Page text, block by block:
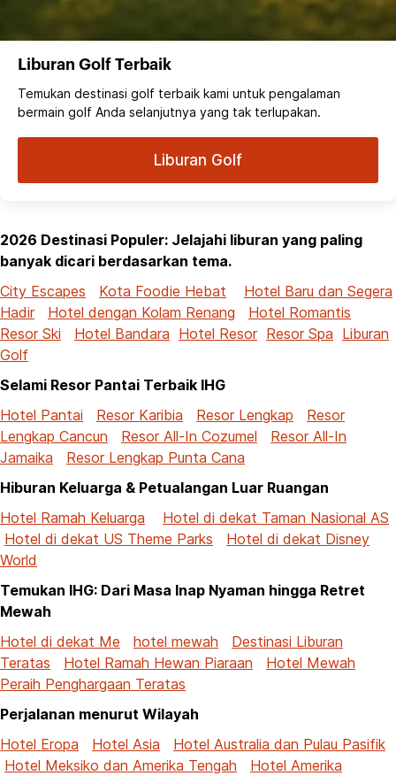
Liburan Golf Terbaik
Temukan destinasi golf terbaik kami untuk pengalaman
bermain golf Anda selanjutnya yang tak terlupakan.
Liburan Golf
2026 Destinasi Populer: Jelajahi liburan yang paling
banyak dicari berdasarkan tema.
City Escapes
Kota Foodie Hebat
Hotel Baru dan Segera
Hadir
Hotel dengan Kolam Renang
Hotel Romantis
Resor Ski
Hotel Bandara Hotel Resor Resor Spa Liburan
Golf
Selami Resor Pantai Terbaik IHG
Hotel Pantai
Resor Karibia Resor Lengkap
Resor
Lengkap Cancun
Resor All-In Cozumel
Resor All-In
Jamaika
Resor Lengkap Punta Cana
Hiburan Keluarga & Petualangan Luar Ruangan
Hotel Ramah Keluarga
Hotel di dekat Taman Nasional AS
Hotel di dekat US Theme Parks
Hotel di dekat Disney
World
Temukan IHG: Dari Masa Inap Nyaman hingga Retret
Mewah
Hotel di dekat Me
hotel mewah
Destinasi Liburan
Teratas
Hotel Ramah Hewan Piaraan
Hotel Mewah
Peraih Penghargaan Teratas
Perjalanan menurut Wilayah
Hotel Eropa
Hotel Asia
Hotel Australia dan Pulau Pasifik
Hotel Meksiko dan Amerika Tengah
Hotel Amerika